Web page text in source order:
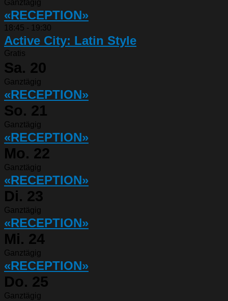
Ganztägig
«RECEPTION»
18:45 - 19:30
Active City: Latin Style
Gratis
Sa. 20
Ganztägig
«RECEPTION»
So. 21
Ganztägig
«RECEPTION»
Mo. 22
Ganztägig
«RECEPTION»
Di. 23
Ganztägig
«RECEPTION»
Mi. 24
Ganztägig
«RECEPTION»
Do. 25
Ganztägig